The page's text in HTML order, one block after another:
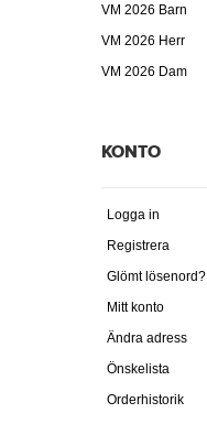
VM 2026 Barn
VM 2026 Herr
VM 2026 Dam
KONTO
Logga in
Registrera
Glömt lösenord?
Mitt konto
Ändra adress
Önskelista
Orderhistorik